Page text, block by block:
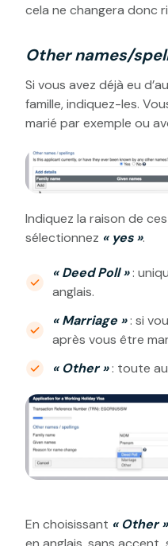
cela ne changera donc
Other names/
Si vous avez déjà eu
famille, indiquez-les.
marié par exemple ou
Indiquez la raison de
sélectionnez « yes ».
« Deed Poll »:
anglais.
« Marriage »: si
après vous être
« Other »: toute
En choisissant « Other »